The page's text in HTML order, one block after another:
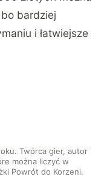
bardziej
i łatwiejsze
Twórca gier, autor
można liczyć w
Powrót do Korzeni.